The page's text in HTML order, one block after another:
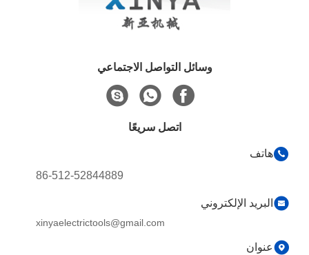
وسائل التواصل الاجتماعي
اتصل سريعًا
هاتف
86-512-52844889
البريد الإلكتروني
xinyaelectrictools@gmail.com
عنوان